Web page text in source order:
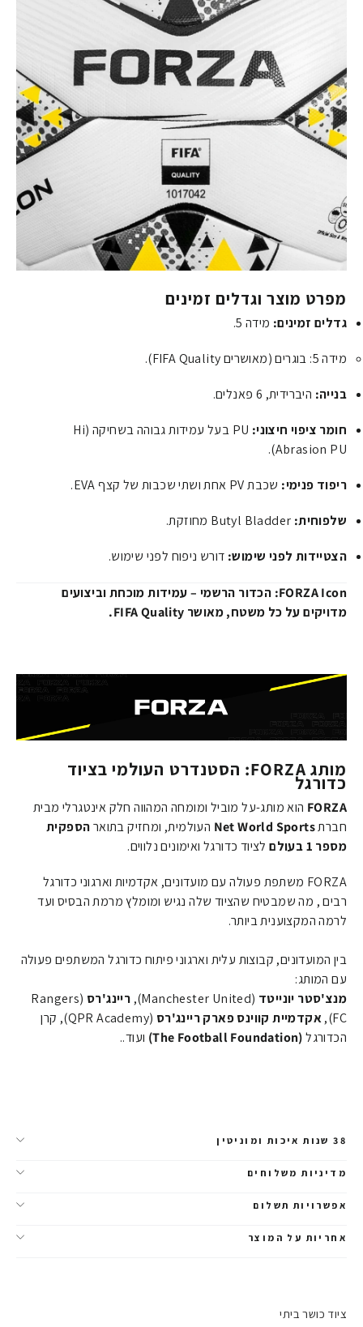
מפרט מוצר וגדלים זמינים
גדלים זמינים: מידה 5.
מידה 5: בוגרים (מאושרים FIFA Quality).
בנייה: היברידית, 6 פאנלים.
חומר ציפוי חיצוני:
PU בעל עמידות גבוהה בשחיקה (Hi
Abrasion PU).
ריפוד פנימי: שכבת PV אחת ושתי שכבות של קצף EVA.
שלפוחית:
הצטיידות לפני שימוש: דורש ניפוח לפני שימוש.
FORZA Icon: הכדור הרשמי – עמידות מוכחת וביצועים
מדויקים על כל משטח, מאושר FIFA Quality.
מותג FORZA: הסטנדרט העולמי בציוד
כדורגל
FORZA הוא מותג-על מוביל ומומחה המהווה חלק אינטגרלי מבית
חברתNet World Sports העולמית, ומחזיק בתוארהספקית
מספר 1 בעולם
לציוד כדורגל ואימונים נלווים.
FORZA משתפת פעולה עם מועדונים, אקדמיות וארגוני כדורגל
רבים , מה שמבטיח שהציוד שלה נגיש ומומלץ מרמת הבסיס ועד
לרמה המקצוענית ביותר.
בין המועדונים, קבוצות עלית וארגוני פיתוח כדורגל המשתפים פעולה
עם המותג:
מנצ'סטר יונייטד (Manchester United), ריינג'רס (Rangers
FC),
אקדמיית קווינס פארק ריינג'רס
(QPR Academy), קרן
הכדורגל(The Football Foundation) ועוד..
38 שנות איכות ומוניטין
מדיניות משלוחים
אפשרויות תשלום
אחריות על המוצר
ציוד כושר ביתי